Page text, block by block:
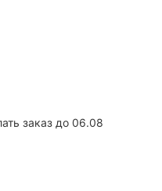
заказ до 06.08